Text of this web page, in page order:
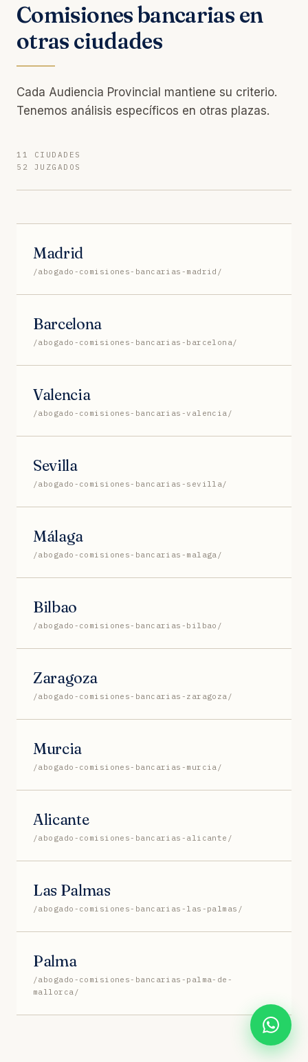
Comisiones bancarias en
otras ciudades
Cada Audiencia Provincial mantiene su criterio.
Tenemos análisis específicos en otras plazas.
11 CIUDADES
52 JUZGADOS
Madrid
/abogado-comisiones-bancarias-madrid/
Barcelona
/abogado-comisiones-bancarias-barcelona/
Valencia
/abogado-comisiones-bancarias-valencia/
Sevilla
/abogado-comisiones-bancarias-sevilla/
Málaga
/abogado-comisiones-bancarias-malaga/
Bilbao
/abogado-comisiones-bancarias-bilbao/
Zaragoza
/abogado-comisiones-bancarias-zaragoza/
Murcia
/abogado-comisiones-bancarias-murcia/
Alicante
/abogado-comisiones-bancarias-alicante/
Las Palmas
/abogado-comisiones-bancarias-las-palmas/
Palma
/abogado-comisiones-bancarias-palma-de-
mallorca/